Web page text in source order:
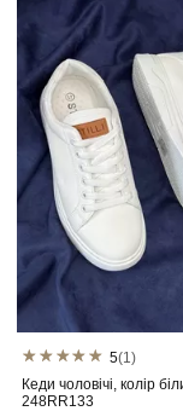
5(1)
Кеди чоловічі, колір
248RR133